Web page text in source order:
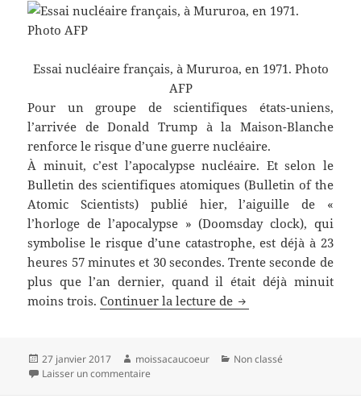
Essai nucléaire français, à Mururoa, en 1971. Photo
AFP
Pour un groupe de scientifiques états-uniens,
l’arrivée de Donald Trump à la Maison-Blanche
renforce le risque d’une guerre nucléaire.
À minuit, c’est l’apocalypse nucléaire. Et selon le
Bulletin des scientifiques atomiques (Bulletin of the
Atomic Scientists) publié hier, l’aiguille de «
l’horloge de l’apocalypse » (Doomsday clock), qui
symbolise le risque d’une catastrophe, est déjà à 23
heures 57 minutes et 30 secondes. Trente seconde de
plus que l’an dernier, quand il était déjà minuit
moins trois.Continuer la lecture de Catastrophe
Publié
le
27 janvier 2017 Auteur
moissacaucoeur Catégories
Non classé
Laisser un commentaire